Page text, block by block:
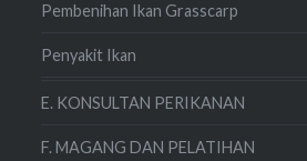
Pembenihan Ikan Grasscarp
Penyakit Ikan
E. KONSULTAN PERIKANAN
F. MAGANG DAN PELATIHAN